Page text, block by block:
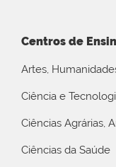
Centros de
Artes,
Ciência e
Ciências Agrárias,
Ciências da Saúde